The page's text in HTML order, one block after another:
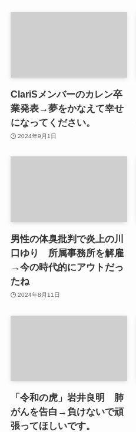
ClariSメンバーのカレン卒
業発表→夢をかなえて幸せ
になってください。
2024年9月1日
男性の体臭批判で炎上の川
口ゆり 所属事務所を解雇
→今の時代的にアウトだっ
たね
2024年8月11日
「令和の虎」岩井良明 肺
がんを告白→負けないで頑
張ってほしいです。